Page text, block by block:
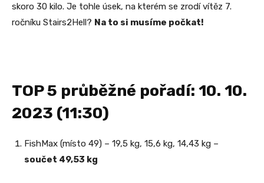
skoro 30 kilo. Je tohle úsek, na kterém se zrodí vítěz 7.
ročníku Stairs2Hell? Na to si musíme počkat!
TOP 5 průběžné pořadí: 10. 10.
2023 (11:30)
FishMax (místo 49) – 19,5 kg, 15,6 kg, 14,43 kg –
součet 49,53 kg